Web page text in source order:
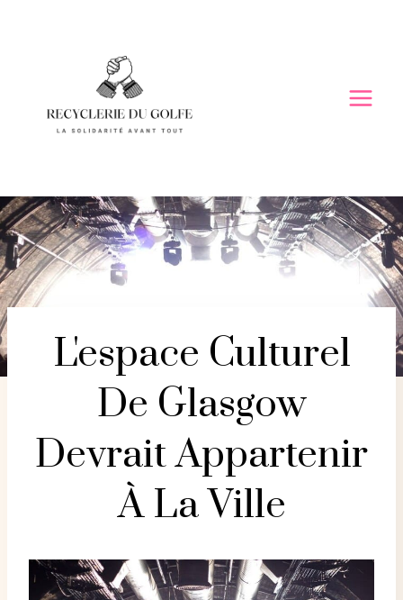
L'espace Culturel
De Glasgow
Devrait Appartenir
À La Ville